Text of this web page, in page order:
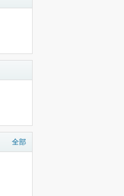
全部